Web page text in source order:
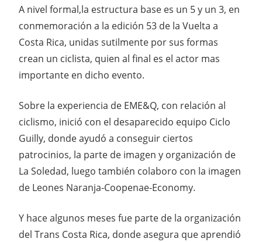
A nivel formal,la estructura base es un 5 y un 3, en
conmemoración a la edición 53 de la Vuelta a
Costa Rica, unidas sutilmente por sus formas
crean un ciclista, quien al final es el actor mas
importante en dicho evento.
Sobre la experiencia de EME&Q, con relación al
ciclismo, inició con el desaparecido equipo Ciclo
Guilly, donde ayudó a conseguir ciertos
patrocinios, la parte de imagen y organización de
La Soledad, luego también colaboro con la imagen
de Leones Naranja-Coopenae-Economy.
Y hace algunos meses fue parte de la organización
del Trans Costa Rica, donde asegura que aprendió